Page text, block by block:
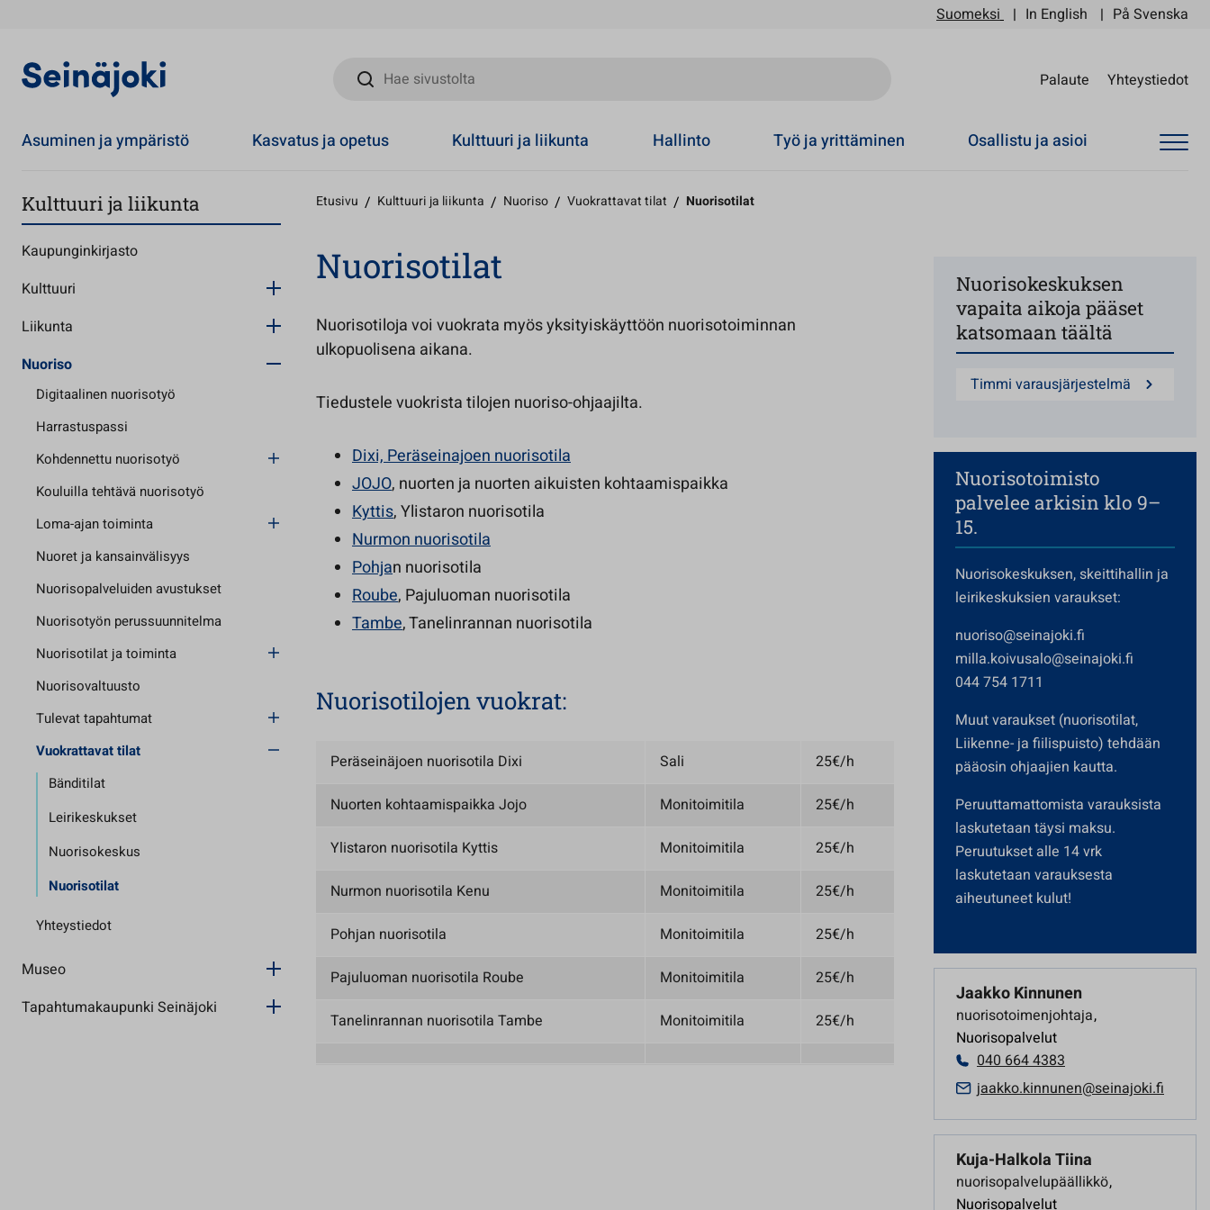
Suomeksi In English På Svenska
Hae sivustolta
Palaute Yhteystiedot
Asuminen ja ympäristö Kasvatus ja opetus Kulttuuri ja liikunta Hallinto Työ ja yrittäminen Osallistu ja asioi
Kulttuuri ja liikunta
Kaupunginkirjasto
Kulttuuri
Liikunta
Nuoriso
Digitaalinen nuorisotyö
Harrastuspassi
Kohdennettu nuorisotyö
Kouluilla tehtävä nuorisotyö
Loma-ajan toiminta
Nuoret ja kansainvälisyys
Nuorisopalveluiden avustukset
Nuorisotyön perussuunnitelma
Nuorisotilat ja toiminta
Nuorisovaltuusto
Tulevat tapahtumat
Vuokrattavat tilat
Bänditilat
Leirikeskukset
Nuorisokeskus
Nuorisotilat
Yhteystiedot
Museo
Tapahtumakaupunki Seinäjoki
Etusivu / Kulttuuri ja liikunta / Nuoriso / Vuokrattavat tilat / Nuorisotilat
Nuorisotilat
Nuorisotiloja voi vuokrata myös yksityiskäyttöön nuorisotoiminnan
ulkopuolisena aikana.
Tiedustele vuokrista tilojen nuoriso-ohjaajilta.
Dixi, Peräseinajoen nuorisotila
JOJO, nuorten ja nuorten aikuisten kohtaamispaikka
Kyttis, Ylistaron nuorisotila
Nurmon nuorisotila
Pohjan nuorisotila
Roube, Pajuluoman nuorisotila
Tambe, Tanelinrannan nuorisotila
Nuorisotilojen vuokrat:
Peräseinäjoen nuorisotila Dixi Sali
25€/h
Nuorten kohtaamispaikka Jojo
Monitoimitila
25€/h
Ylistaron nuorisotila Kyttis
Monitoimitila
25€/h
Nurmon nuorisotila Kenu
Monitoimitila
25€/h
Pohjan nuorisotila
Monitoimitila
25€/h
Pajuluoman nuorisotila Roube
Monitoimitila
25€/h
Tanelinrannan nuorisotila Tambe
Monitoimitila 25€/h
Nuorisokeskuksen
vapaita aikoja pääset
katsomaan täältä
Timmi varausjärjestelmä
Nuorisotoimisto
palvelee arkisin klo 9–
15.
Nuorisokeskuksen, skeittihallin ja
leirikeskuksien varaukset:
nuoriso@seinajoki.fi
milla.koivusalo@seinajoki.fi
044 754 1711
Muut varaukset (nuorisotilat,
Liikenne- ja fiilispuisto) tehdään
pääosin ohjaajien kautta.
Peruuttamattomista varauksista
laskutetaan täysi maksu.
Peruutukset alle 14 vrk
laskutetaan varauksesta
aiheutuneet kulut!
Jaakko Kinnunen
nuorisotoimenjohtaja,
Nuorisopalvelut
040 664 4383
jaakko.kinnunen@seinajoki.fi
Kuja-Halkola Tiina
nuorisopalvelupäällikkö,
Nuorisopalvelut